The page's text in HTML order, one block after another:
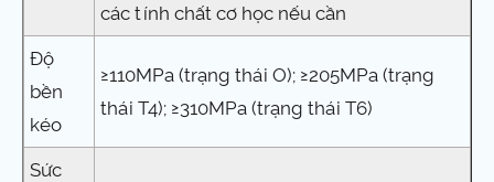
các tính chất cơ học nếu cần
Độ
bền
kéo
≥110MPa (trạng thái O); ≥205MPa (trạng
thái T4); ≥310MPa (trạng thái T6)
Sức